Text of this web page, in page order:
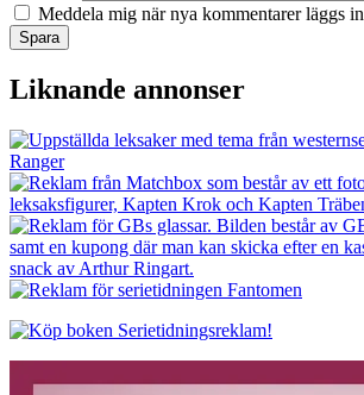
Meddela mig när nya kommentarer läggs in
Liknande annonser